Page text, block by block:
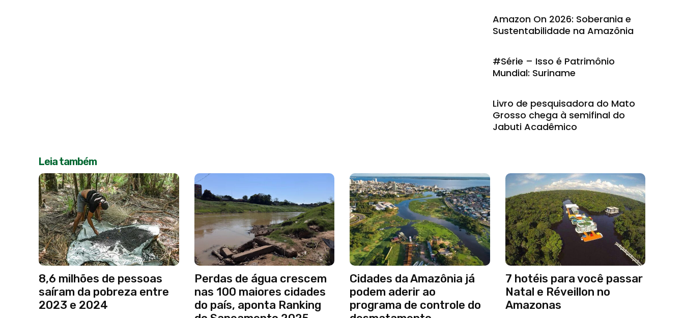
Amazon On 2026: Soberania e
Sustentabilidade na Amazônia
#Série – Isso é Patrimônio
Mundial: Suriname
Livro de pesquisadora do Mato
Grosso chega à semifinal do
Jabuti Acadêmico
Leia também
8,6 milhões de pessoas
saíram da pobreza entre
2023 e 2024
Perdas de água crescem
nas 100 maiores cidades
do país, aponta Ranking
Cidades da Amazônia já
podem aderir ao
programa de controle do
7 hotéis para você passar
Natal e Réveillon no
Amazonas